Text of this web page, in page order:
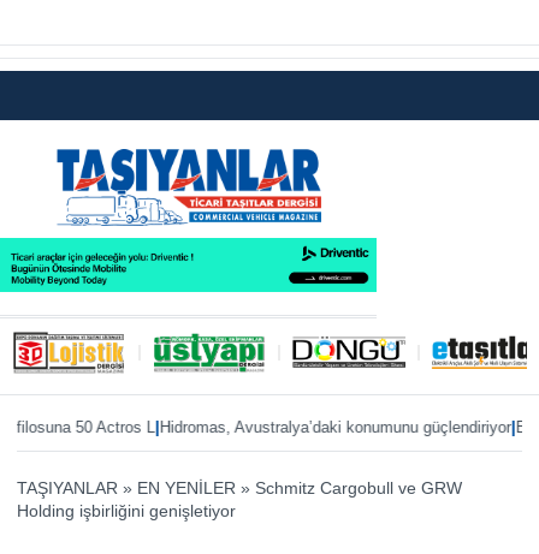
50 Actros L|Hidromas, Avustralya’daki konumunu güçlendiriyor|Enver
TAŞIYANLAR » EN YENİLER » Schmitz Cargobull ve GRW
Holding işbirliğini genişletiyor